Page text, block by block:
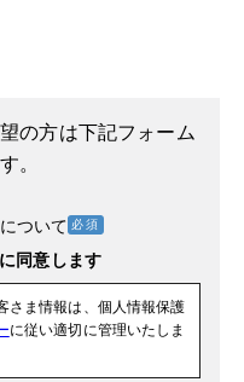
の方は下記フォーム
。
ついて
さま情報は、個人情報保護
に従い適切に管理いたしま